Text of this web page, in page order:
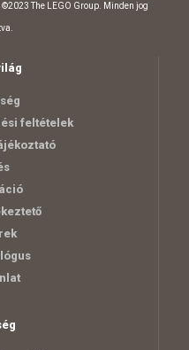
The LEGO Group. Minden jog
feltételek